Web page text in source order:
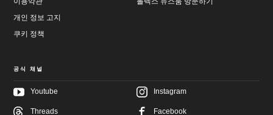
개인 정보 고지
쿠키 정책
공식 채널
Youtube Instagram
Threads Facebook